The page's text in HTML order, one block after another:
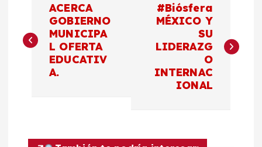
a
v
a
ACERCA
GOBIERNO
MUNICIPA
L OFERTA
EDUCATIV
A.
#Biósfera
MÉXICO Y
SU
LIDERAZG
O
INTERNAC
IONAL